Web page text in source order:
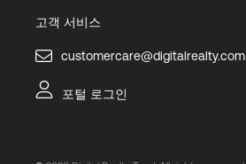
고객 서비스
customercare@digitalrealty.com
포털 로그인